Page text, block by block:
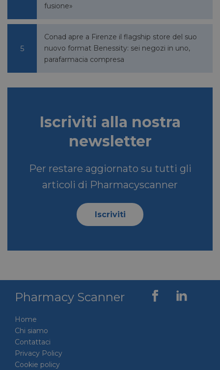
fusione»
Conad apre a Firenze il flagship store del suo
nuovo format Benessity: sei negozi in uno,
parafarmacia compresa
Iscriviti alla nostra
newsletter
Per restare aggiornato su tutti gli
articoli di Pharmacyscanner
Iscriviti
Pharmacy Scanner
Home
Chi siamo
Contattaci
Privacy Policy
Cookie policy